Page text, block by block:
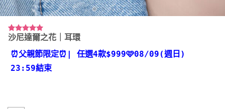
評分4.94
54
位顧客進
行評分
沙尼達爾之花｜耳環
⏰父親節限定⏰ | 任選4款$999🩷08/09(週日)
23:59結束